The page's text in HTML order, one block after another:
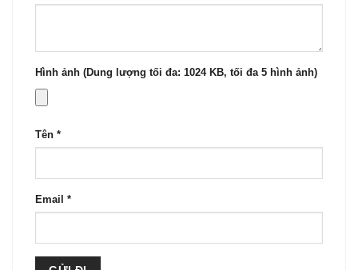
Hình ảnh (Dung lượng tối đa: 1024 KB, tối đa 5 hình ảnh)
Tên *
Email *